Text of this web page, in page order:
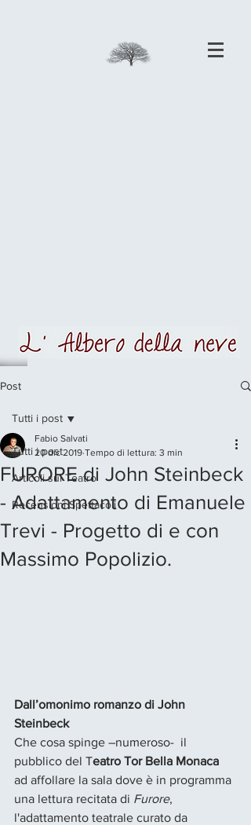
Post
Tutti i post
Articoli sul Teatro
Recensioni Spettacoli
Tutti i post
FURORE di John Steinbeck
- Adattamento di Emanuele
Trevi - Progetto di e con
Massimo Popolizio.
Fabio Salvati
20 dic 2019 Tempo di lettura: 3 min
Dall’omonimo romanzo di John
Steinbeck
Che cosa spinge –numeroso-  il
pubblico del Teatro Tor Bella Monaca
ad affollare la sala dove è in programma
una lettura recitata di Furore,
l'adattamento teatrale curato da